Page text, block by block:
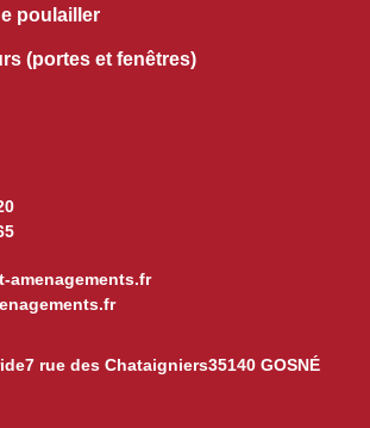
poulailler
(portes et fenêtres)
amenagements.fr
7 rue des Chataigniers35140 GOSNÉ